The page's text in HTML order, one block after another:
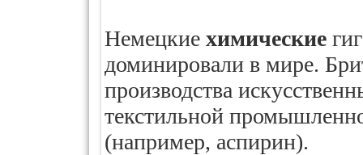
Немецкие химические
доминировали в мире.
производства
текстильной
(например, аспирин).